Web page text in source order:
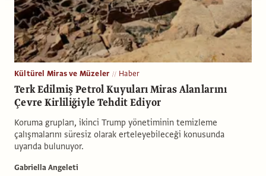
Kültürel Miras ve Müzeler Haber
Terk Edilmiş Petrol Kuyuları Miras Alanlarını
Çevre Kirliliğiyle Tehdit Ediyor
Koruma grupları, ikinci Trump yönetiminin temizleme
çalışmalarını süresiz olarak erteleyebileceği konusunda
uyarıda bulunuyor.
Gabriella Angeleti